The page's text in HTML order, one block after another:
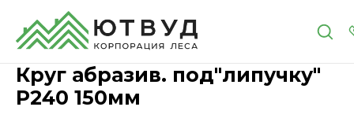
ГлавнаяКаталогИнструменты и расходные
Круг абразив. под"липучку"
Р240 150мм